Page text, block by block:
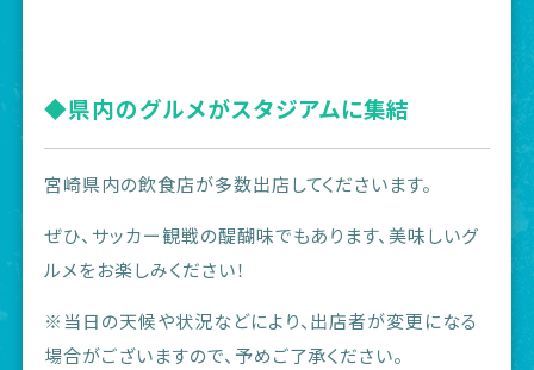
◆県内のグルメがスタジアムに集結
宮崎県内の飲食店が多数出店してくださいます。
ぜひ、サッカー観戦の醍醐味でもあります、美味しいグ
ルメをお楽しみください！
※当日の天候や状況などにより、出店者が変更になる
場合がございますので、予めご了承ください。